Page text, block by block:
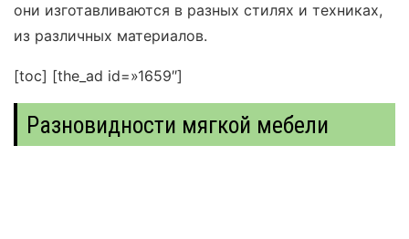
они изготавливаются в разных стилях и техниках,
из различных материалов.
[toc] [the_ad id=»1659″]
Разновидности мягкой мебели